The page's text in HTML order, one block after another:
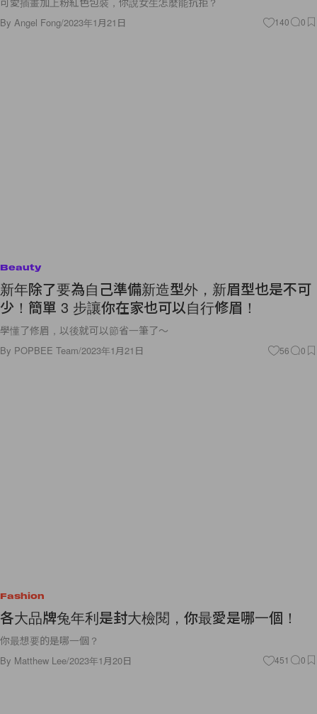
By Angel Fong/2023年1月21日 140 0
Beauty
新年除了要為自己準備新造型外，新眉型也是不可
少！簡單 3 步讓你在家也可以自行修眉！
學懂了修眉，以後就可以節省一筆了～
By POPBEE Team/2023年1月21日 56 0
Fashion
各大品牌兔年利是封大檢閱，你最愛是哪一個！
你最想要的是哪一個？
By Matthew Lee/2023年1月20日 451 0